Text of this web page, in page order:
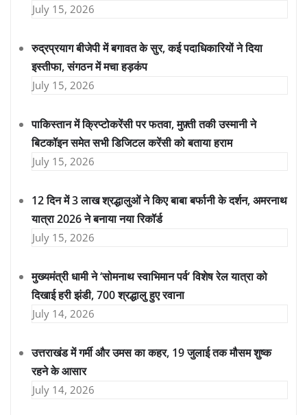
July 15, 2026
रुद्रप्रयाग बीजेपी में बगावत के सुर, कई पदाधिकारियों ने दिया
इस्तीफा, संगठन में मचा हड़कंप
July 15, 2026
पाकिस्तान में क्रिप्टोकरेंसी पर फतवा, मुफ़्ती तकी उस्मानी ने
बिटकॉइन समेत सभी डिजिटल करेंसी को बताया हराम
July 15, 2026
12 दिन में 3 लाख श्रद्धालुओं ने किए बाबा बर्फानी के दर्शन, अमरनाथ
यात्रा 2026 ने बनाया नया रिकॉर्ड
July 15, 2026
मुख्यमंत्री धामी ने ‘सोमनाथ स्वाभिमान पर्व’ विशेष रेल यात्रा को
दिखाई हरी झंडी, 700 श्रद्धालु हुए रवाना
July 14, 2026
उत्तराखंड में गर्मी और उमस का कहर, 19 जुलाई तक मौसम शुष्क
रहने के आसार
July 14, 2026